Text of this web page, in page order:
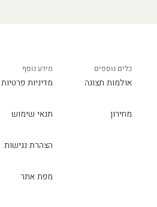
כלים נוספים
אולמות תצוגה
מחירון
מידע נוסף
מדיניות פרטיות
תנאי שימוש
הצהרת נגישות
מפת אתר